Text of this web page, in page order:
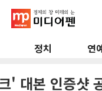
정치 연
' 대본 인증샷